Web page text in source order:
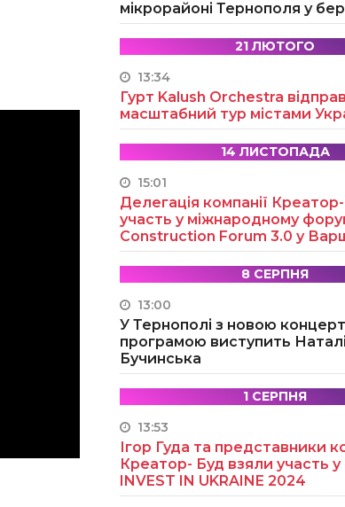
мікрорайоні Тернополя у
21 ЛЮТОГО
13:34
Гурт Kalush Orchestra
масштабний тур містами
14 ЛИСТОПАДА
15:01
Делегація компанії
участь у міжнародному
Construction Forum 3.0 у
8 СЕРПНЯ
13:00
У Тернополі з новою
програмою виступить
Бучинська
1 СЕРПНЯ
13:53
Ігор Гуда та представники
Креатор- Буд взяли участь у
INVEST IN UKRAINE 2024